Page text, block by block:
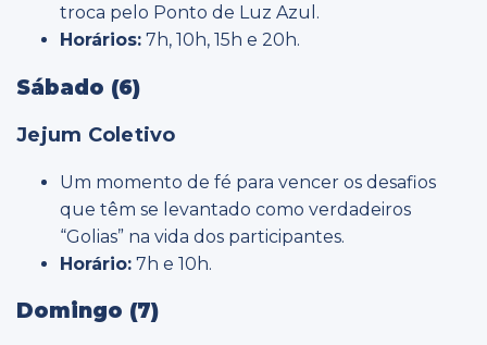
troca pelo Ponto de Luz Azul.
Horários: 7h, 10h, 15h e 20h.
Sábado (6)
Jejum Coletivo
Um momento de fé para vencer os desafios
que têm se levantado como verdadeiros
“Golias” na vida dos participantes.
Horário: 7h e 10h.
Domingo (7)